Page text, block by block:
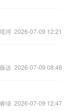
河 2026-07-09 12:21
达 2026-07-09 08:46
绿 2026-07-09 12:47